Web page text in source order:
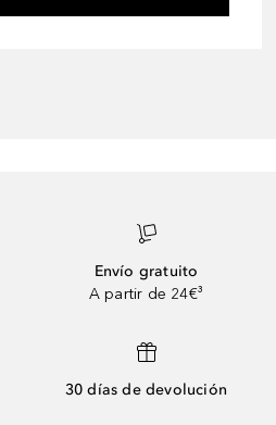
Envío gratuito
A partir de 24€³
30 días de devolución